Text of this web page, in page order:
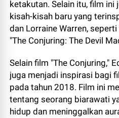
ketakutan. Selain itu, film ini
kisah-kisah baru yang
dan Lorraine Warren,
"The Conjuring: The Devil
Selain film "The Conjuring,"
juga menjadi inspirasi bagi
pada tahun 2018. Film ini
tentang seorang biarawati
hidup dan meninggalkan